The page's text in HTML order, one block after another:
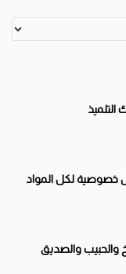
خصوصية لكل المواد
والحبيب والصديق